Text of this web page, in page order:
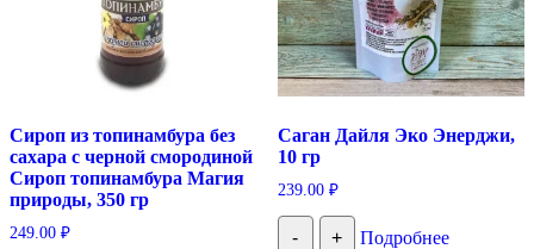
Сироп из топинамбура без
сахара с черной смородиной
Сироп топинамбура Магия
природы, 350 гр
249.00 ₽
Саган Дайля Эко Энерджи,
10 гр
239.00 ₽
- +
Подробнее